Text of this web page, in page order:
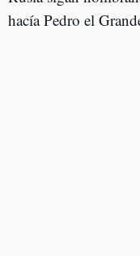
hacía Pedro el